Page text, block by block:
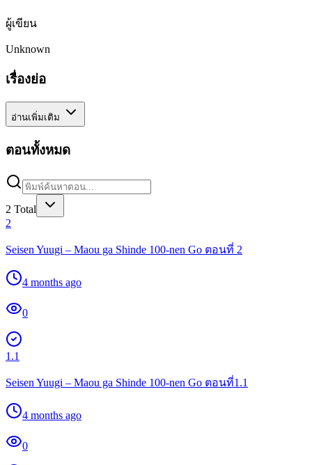
ผู้เขียน
Unknown
เรื่องย่อ
อ่านเพิ่มเติม
ตอนทั้งหมด
2 Total
2
Seisen Yuugi – Maou ga Shinde 100-nen Go ตอนที่ 2
4 months ago
0
1.1
Seisen Yuugi – Maou ga Shinde 100-nen Go ตอนที่1.1
4 months ago
0